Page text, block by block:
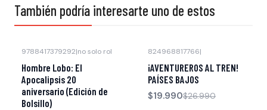
También podría interesarte uno de estos
9788417379292|no solo rol
Hombre Lobo: El
Apocalipsis 20
aniversario (Edición de
Bolsillo)
824968817766|
¡AVENTUREROS AL TREN!
PAÍSES BAJOS
$19.990$26.990